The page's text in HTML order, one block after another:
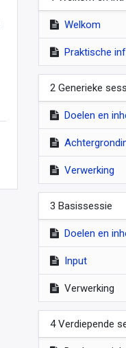
Welkom
Praktische
2 Generieke
Doelen en
Verwerking
3 Basissessie
Doelen en
Input
Verwerking
4 Verdiepende